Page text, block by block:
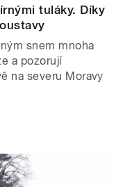
tuláky. Díky
snem mnoha
a pozorují
na severu Moravy